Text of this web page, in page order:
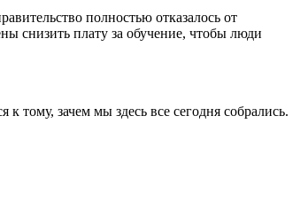
полностью отказалось от
снизить плату за обучение, чтобы люди
тому, зачем мы здесь все сегодня собрались.